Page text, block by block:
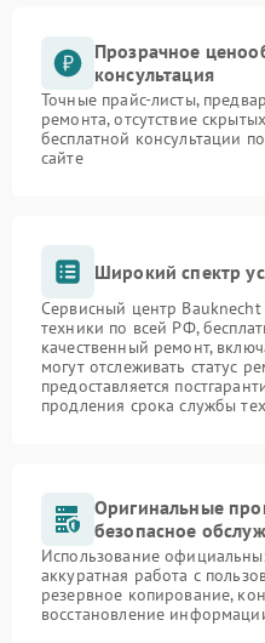
Прозрачное
консультация
Точные прайс-листы,
ремонта, отсутствие
бесплатной консультации
сайте
Широкий спектр
Сервисный центр Bauknecht
техники по всей РФ,
качественный ремонт,
могут отслеживать статус
предоставляется
продления срока службы
Оригинальные
безопасное
Использование
аккуратная работа с
резервное копирование,
восстановление